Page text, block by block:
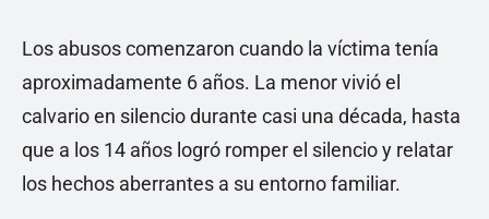
Los abusos comenzaron cuando la víctima tenía
aproximadamente 6 años. La menor vivió el
calvario en silencio durante casi una década, hasta
que a los 14 años logró romper el silencio y relatar
los hechos aberrantes a su entorno familiar.